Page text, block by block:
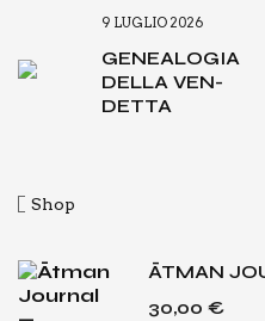
9 LUGLIO 2026
GENEA­LO­GIA
DEL­LA VEN­
DET­TA
Shop
ĀTMAN
30,00 €